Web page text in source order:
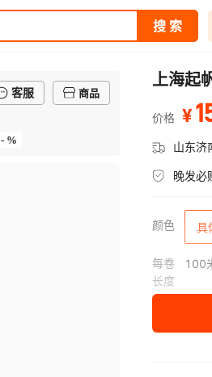
客服 商品
- %
上海起
价格 ¥
山东济
晚发必
颜色 具
每卷
长度
100